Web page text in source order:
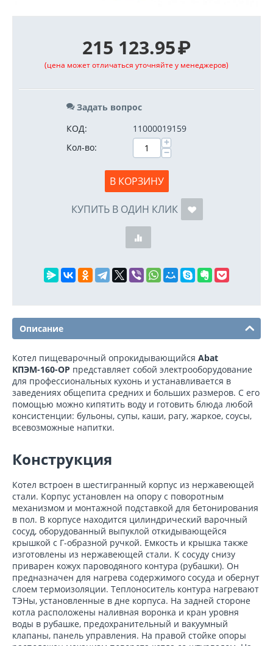
215 123.95₽
(цена может отличаться уточняйте у менеджеров)
Задать вопрос
КОД:
11000019159
Кол-во:
+
−
В КОРЗИНУ
КУПИТЬ В ОДИН КЛИК
Описание
Котел пищеварочный опрокидывающийся Abat
КПЭМ-160-ОР представляет собой электрооборудование
для профессиональных кухонь и устанавливается в
заведениях общепита средних и больших размеров. С его
помощью можно кипятить воду и готовить блюда любой
консистенции: бульоны, супы, каши, рагу, жаркое, соусы,
всевозможные напитки.
Конструкция
Котел встроен в шестигранный корпус из нержавеющей
стали. Корпус установлен на опору с поворотным
механизмом и монтажной подставкой для бетонирования
в пол. В корпусе находится цилиндрический варочный
сосуд, оборудованный выпуклой откидывающейся
крышкой с Г-образной ручкой. Емкость и крышка также
изготовлены из нержавеющей стали. К сосуду снизу
приварен кожух пароводяного контура (рубашки). Он
предназначен для нагрева содержимого сосуда и обернут
слоем термоизоляции. Теплоноситель контура нагревают
ТЭНы, установленные в дне корпуса. На задней стороне
котла расположены наливная воронка и кран уровня
воды в рубашке, предохранительный и вакуумный
клапаны, панель управления. На правой стойке опоры